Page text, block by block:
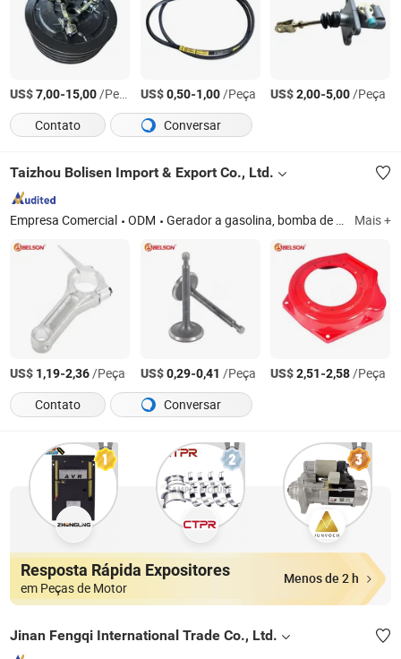
US$7,00-15,00/Peça US$0,50-1,00/Peça US$2,00-5,00/Peça
Contato
Conversar
Taizhou Bolisen Import & Export Co., Ltd.
Empresa Comercial ODM Gerador a gasolina, bomba de água a gasolina, gerador a diesel, bomba de água a diesel, peças de gerador a gasolina, peças de gerador a diesel, peça de pulverizador agrícola, etc Mais +
US$ 1,19-2,36/Peça US$0,29-0,41 /Peça US$2,51-2,58/Peça
Contato
Conversar
Resposta Rápida Expositores
em Peças de Motor
Menos de 2 h
Jinan Fengqi International Trade Co., Ltd.